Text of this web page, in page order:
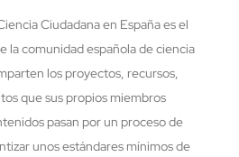
Ciudadana en España es el
la comunidad española de ciencia
los proyectos, recursos,
que sus propios miembros
pasan por un proceso de
unos estándares mínimos de